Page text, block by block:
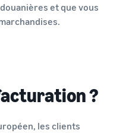
et que vous
?
les clients